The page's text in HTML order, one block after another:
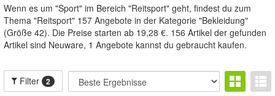
Wenn es um "Sport" im Bereich "Reitsport" geht, findest du zum
Thema "Reitsport" 157 Angebote in der Kategorie "Bekleidung"
(Größe 42). Die Preise starten ab 19,28 €. 156 Artikel der gefunden
Artikel sind Neuware, 1 Angebote kannst du gebraucht kaufen.
Filter 2